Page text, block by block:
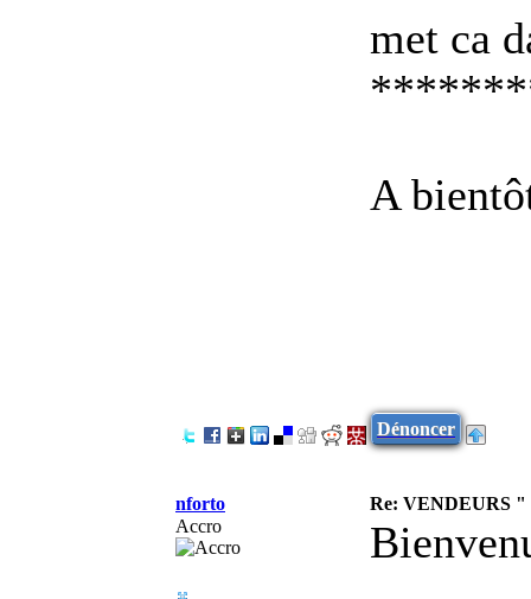
met ca
A
Dénoncer
nforto
Re: VENDEURS
Accro